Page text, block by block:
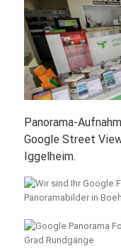
Panorama-
Google Street
Iggelheim.